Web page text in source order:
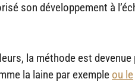
son développement à
la méthode est devenue
la laine par exemple ou le